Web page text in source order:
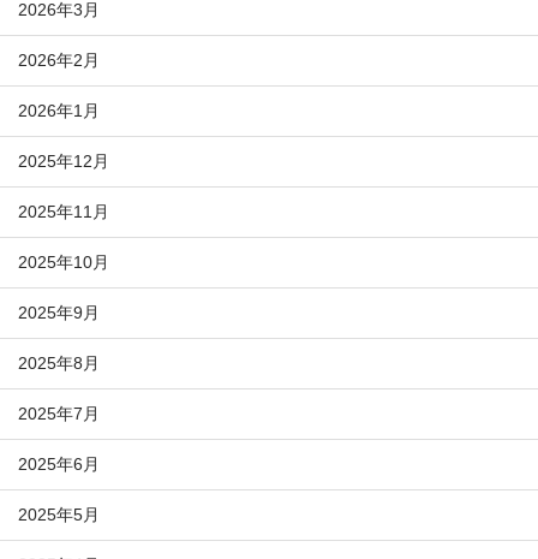
2026年3月
2026年2月
2026年1月
2025年12月
2025年11月
2025年10月
2025年9月
2025年8月
2025年7月
2025年6月
2025年5月